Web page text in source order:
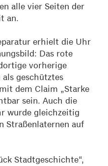
alle vier Seiten der
an.
erhielt die Uhr
Das rote
vorherige
geschütztes
dem Claim „Starke
sein. Auch die
wurde gleichzeitig
Straßenlaternen auf
Stadtgeschichte“,